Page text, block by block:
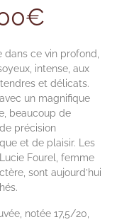
€
dans ce vin profond,
intense, aux
et délicats.
avec un magnifique
beaucoup de
précision
et de plaisir. Les
Fourel, femme
sont aujourd’hui
notée 17,5/20,